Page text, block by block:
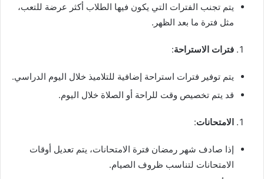
يتم تجنب الفترات التي يكون فيها الطلاب أكثر عرضة للتعب،
مثل فترة ما بعد الظهر.
فترات الاستراحة:
يتم توفير فترات استراحة إضافية للتلاميذ خلال اليوم الدراسي.
قد يتم تخصيص وقت للراحة أو الصلاة خلال اليوم.
الامتحانات:
إذا صادف شهر رمضان فترة الامتحانات، يتم تعديل أوقات
الامتحانات لتناسب ظروف الصيام.